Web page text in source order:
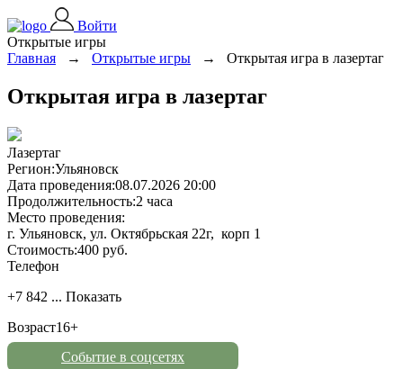
Войти
Открытые игры
Главная
→ Открытые игры → Открытая игра в лазертаг
Открытая игра в лазертаг
Лазертаг
Регион:Ульяновск
Дата проведения:08.07.2026 20:00
Продолжительность:2 часа
Место проведения:
г. Ульяновск, ул. Октябрьская 22г, корп 1
Стоимость:400 руб.
Телефон
+7 842 ... Показать
Возраст16+
Событие в соцсетях